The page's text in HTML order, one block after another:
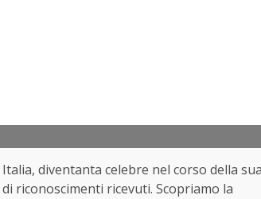
diventanta celebre nel corso della
riconoscimenti ricevuti. Scopriamo la